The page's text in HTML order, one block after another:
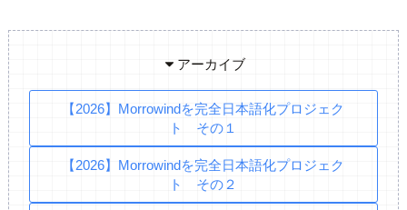
アーカイブ
【2026】Morrowindを完全日本語化プロジェク
ト その１
【2026】Morrowindを完全日本語化プロジェク
ト その２